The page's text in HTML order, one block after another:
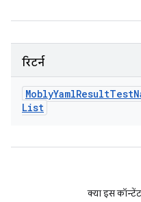
रिटर्न
MoblyYamlResultTest
List
क्या इस